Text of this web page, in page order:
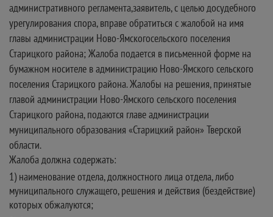
административного регламента,заявитель, с целью досудебного
урегулирования спора, вправе обратиться с жалобой на имя
главы администрации Ново-Ямскогосельского поселения
Старицкого района; Жалоба подается в письменной форме на
бумажном носителе в администрацию Ново-Ямского сельского
поселения Старицкого района. Жалобы на решения, принятые
главой администрации Ново-Ямского сельского поселения
Старицкого района, подаются главе администрации
муниципального образования «Старицкий район» Тверской
области.
Жалоба должна содержать:
1) наименование отдела, должностного лица отдела, либо
муниципального служащего, решения и действия (бездействие)
которых обжалуются;